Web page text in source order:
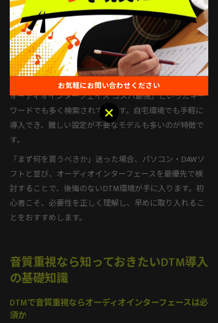
「必要なのかどうか」迷う機材のひとつです。しかし、
将来的な音楽制作の幅を広げるためにも、早い段階で必
要性を理解しておくことが重要です。特にボーカルや楽
器録音、細かなミックス作業を目指す場合は必須となり
ます。
入門者向け製品はコストパフォーマンスに優れ、「DTM
オーディオインターフェイス コスパ最強」といったキー
ワードでも多く検索されています。自宅環境でも手軽に
導入でき、難しい設定が不要なモデルも多いのが特徴で
す。
「まず何を買うべきか」迷った場合、パソコン・DAWソ
フトと並び、オーディオインターフェースを最優先で検
討することで、後悔のないDTM環境が手に入ります。初
心者こそ、必要性を正しく理解し、早めに取り入れるこ
とをおすすめします。
音質重視なら知っておきたいDTM導入
の基礎知識
DTMで音質重視ならオーディオインターフェースは必
須か
お気軽にお問い合わせください
お気軽にお問い合わせください